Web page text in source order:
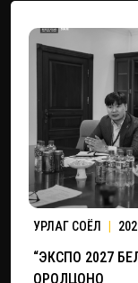
УРЛАГ СОЁЛ
“ЭКСПО 2027
ОРОЛЦОНО